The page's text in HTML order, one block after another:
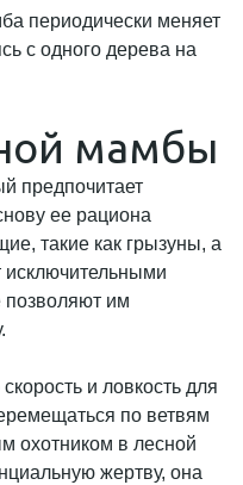
мамбы
предпочитает
ее рациона
такие как грызуны, а
позволяют им
и ловкость для
по ветвям
охотником в лесной
жертву, она